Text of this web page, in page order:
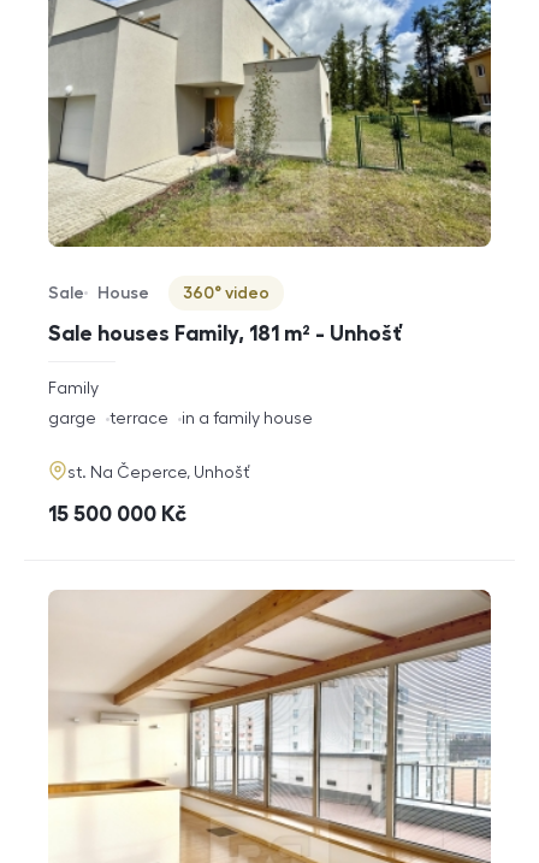
Sale houses Family, 181 m² - Unhošť
Offer type
Sale
Property type
House
Virtuální prohlídka
360° video
rozměry
disposition
Family
funkce
garge terrace in a family house
adresa
st. Na Čeperce, Unhošť
cena
15 500 000 Kč